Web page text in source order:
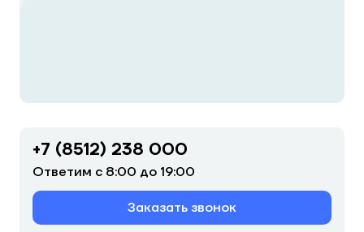
+7 (8512) 238 000
Ответим с 8:00 до 19:00
Заказать звонок